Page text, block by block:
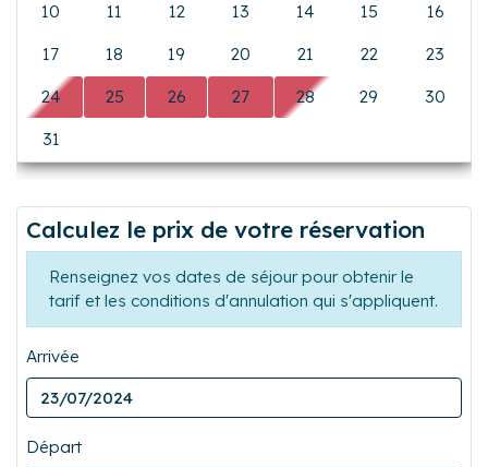
10 11 12 13 14 15 16
17 18 19 20 21 22 23
24 25 26 27 28 29 30
31
Calculez le prix de votre réservation
Renseignez vos dates de séjour pour obtenir le
tarif et les conditions d'annulation qui s'appliquent.
Arrivée
Départ